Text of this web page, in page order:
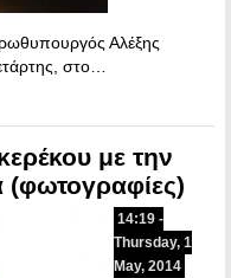
Αλέξης
στο…
με την
(φωτογραφίες)
14:19 -
Thursday, 1
May, 2014